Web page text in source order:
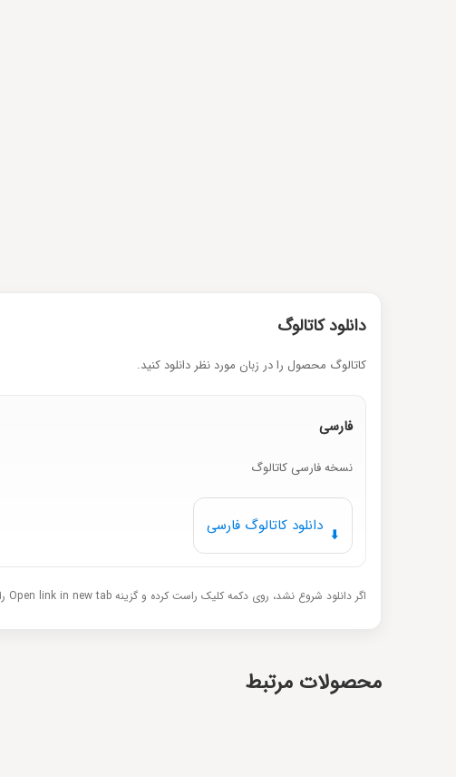
دانلود کاتالوگ
کاتالوگ محصول را در زبان مورد نظر دانلود کنید.
فارسی
نسخه فارسی کاتالوگ
⬇️ دانلود کاتالوگ فارسی
اگر دانلود شروع نشد، روی دکمه کلیک راست کرده و گزینه Open link in new tab را بزنید.
محصولات مرتبط